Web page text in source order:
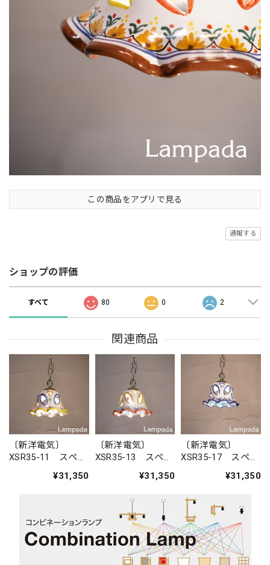
この商品をアプリで見る
通報する
ショップの評価
すべて 80 0 2
関連商品
〔新洋電気〕
XSR35-11 スペイ
¥31,350
〔新洋電気〕
XSR35-13 スペイ
¥31,350
〔新洋電気〕
XSR35-17 スペイ
¥31,350